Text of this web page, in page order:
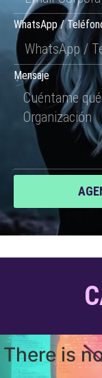
WhatsApp /
Mensaje
There is